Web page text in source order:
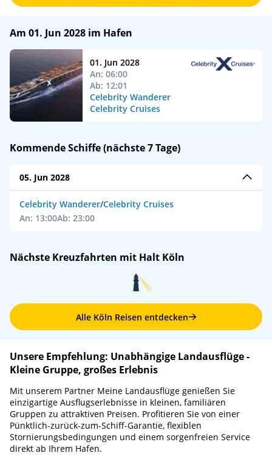
Am 01. Jun 2028 im Hafen
01. Jun 2028
An: 06:00
Ab: 12:01
Celebrity Wanderer
Celebrity Cruises
Kommende Schiffe (nächste 7 Tage)
05. Jun 2028
Celebrity Wanderer/Celebrity Cruises
An: 13:00Ab: 23:00
Nächste Kreuzfahrten mit Halt Köln
Alle Köln Reisen entdecken
Unsere Empfehlung: Unabhängige Landausflüge -
Kleine Gruppe, großes Erlebnis
Mit unserem Partner Meine Landausflüge genießen Sie
einzigartige Ausflugserlebnisse in kleinen, familiären
Gruppen zu attraktiven Preisen. Profitieren Sie von einer
Pünktlich-zurück-zum-Schiff-Garantie, flexiblen
Stornierungsbedingungen und einem sorgenfreien Service
direkt ab Ihrem Hafen.